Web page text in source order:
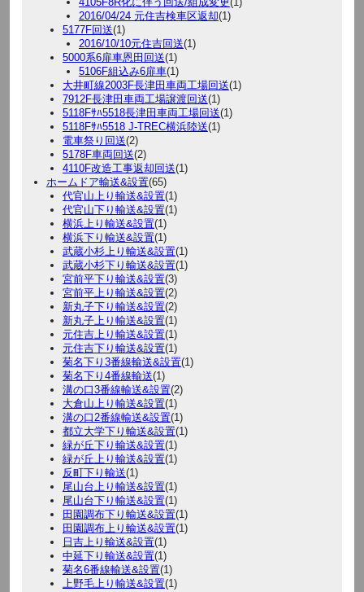
2016/04/24 元住吉検車区返却(1)
5177F回送(1)
2016/10/10元住吉回送(1)
5000系6扉車恩田回送(1)
5106F組込み6扉車(1)
大井町線2003F長津田車両工場回送(1)
7912F長津田車両工場譲渡回送(1)
5118Fｻﾊ5518長津田車両工場回送(1)
5118Fｻﾊ5518 J-TREC横浜陸送(1)
電車祭り回送(2)
5178F車両回送(2)
4110F改造工事返却回送(1)
ホームドア輸送&設置(65)
代官山上り輸送&設置(1)
代官山下り輸送&設置(1)
横浜上り輸送&設置(1)
横浜下り輸送&設置(1)
武蔵小杉上り輸送&設置(1)
武蔵小杉下り輸送&設置(1)
宮前平下り輸送&設置(3)
宮前平上り輸送&設置(2)
新丸子下り輸送&設置(2)
新丸子上り輸送&設置(1)
元住吉上り輸送&設置(1)
元住吉下り輸送&設置(1)
菊名下り3番線輸送&設置(1)
菊名下り4番線輸送(1)
溝の口3番線輸送&設置(2)
大倉山上り輸送&設置(1)
溝の口2番線輸送&設置(1)
都立大学下り輸送&設置(1)
緑が丘下り輸送&設置(1)
緑が丘上り輸送&設置(1)
反町下り輸送(1)
尾山台上り輸送&設置(1)
尾山台下り輸送&設置(1)
田園調布下り輸送&設置(1)
田園調布上り輸送&設置(1)
日吉上り輸送&設置(1)
中延下り輸送&設置(1)
菊名6番線輸送&設置(1)
上野毛上り輸送&設置(1)